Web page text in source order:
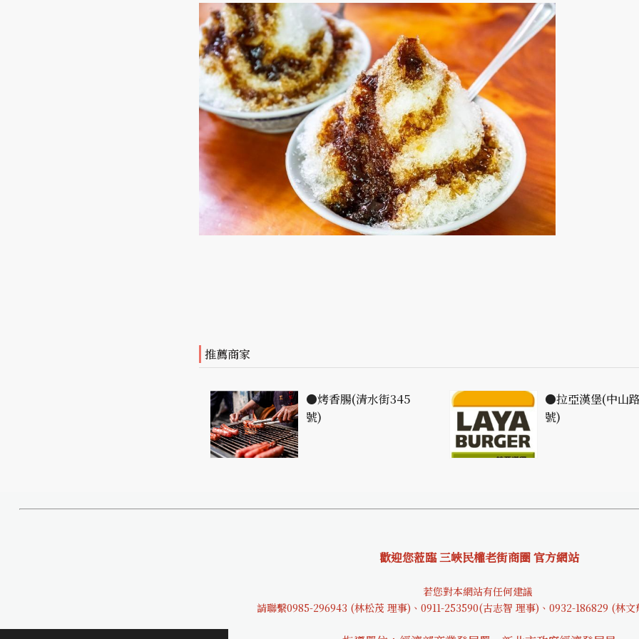
推薦商家
●烤香腸(清水街345
號)
●拉亞漢堡(中山
號)
歡迎您蒞臨 三峽民權老街商圈 官方網站
若您對本網站有任何建議
請聯繫0985-296943 (林松茂 理事)、0911-253590(古志智 理事)、0932-186829 (林文